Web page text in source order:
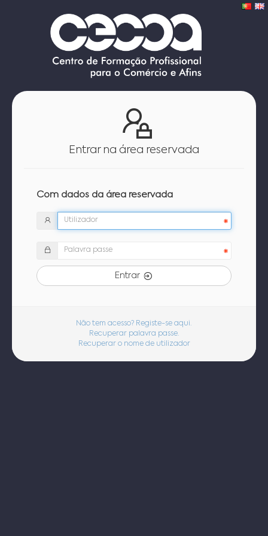
Entrar na área reservada
Com dados da área reservada
Entrar
Não tem acesso? Registe-se aqui.
Recuperar palavra passe.
Recuperar o nome de utilizador